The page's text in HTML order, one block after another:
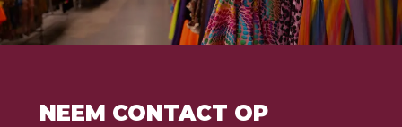
NEEM CONTACT OP